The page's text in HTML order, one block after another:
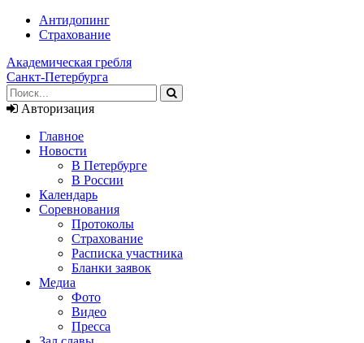
Антидопинг
Страхование
Академическая гребля
Санкт-Петербурга
Авторизация
Главное
Новости
В Петербурге
В России
Календарь
Соревнования
Протоколы
Страхование
Расписка участника
Бланки заявок
Медиа
Фото
Видео
Пресса